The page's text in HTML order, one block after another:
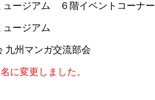
ジアム ６階イベントコーナー
ージアム
マンガ交流部会
に変更しました。